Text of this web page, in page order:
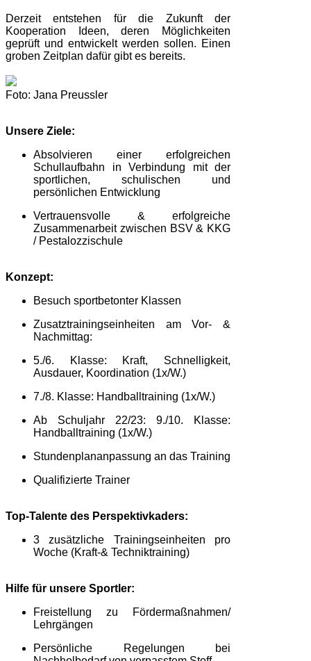
Derzeit entstehen für die Zukunft der
Kooperation Ideen, deren Möglichkeiten
geprüft und entwickelt werden sollen. Einen
groben Zeitplan dafür gibt es bereits.
Foto: Jana Preussler
Unsere Ziele:
Absolvieren einer erfolgreichen
Schullaufbahn in Verbindung mit der
sportlichen, schulischen und
persönlichen Entwicklung
Vertrauensvolle & erfolgreiche
Zusammenarbeit zwischen BSV & KKG
/ Pestalozzischule
Konzept:
Besuch sportbetonter Klassen
Zusatztrainingseinheiten am Vor- &
Nachmittag:
5./6. Klasse: Kraft, Schnelligkeit,
Ausdauer, Koordination (1x/W.)
7./8. Klasse: Handballtraining (1x/W.)
Ab Schuljahr 22/23: 9./10. Klasse:
Handballtraining (1x/W.)
Stundenplananpassung an das Training
Qualifizierte Trainer
Top-Talente des Perspektivkaders:
3 zusätzliche Trainingseinheiten pro
Woche (Kraft-& Techniktraining)
Hilfe für unsere Sportler:
Freistellung zu Fördermaßnahmen/
Lehrgängen
Persönliche Regelungen bei